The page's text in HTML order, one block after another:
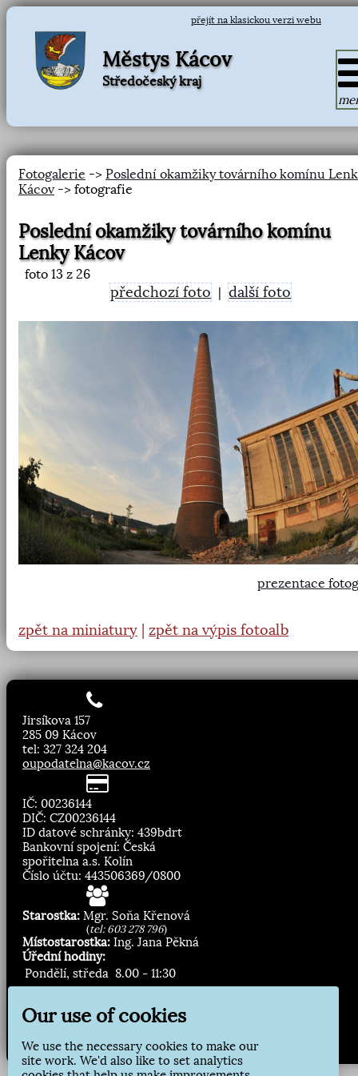
přejít na klasickou verzi webu
Městys Kácov
Středočeský kraj
Fotogalerie -> Poslední okamžiky továrního komínu
Kácov -> fotografie
Poslední okamžiky továrního komínu
Lenky Kácov
foto 13 z 26
předchozí foto |další foto
prezentace
zpět na miniatury zpět na výpis fotoalb
Jirsíkova 157
285 09 Kácov
tel: 327 324 204
oupodatelna@kacov.cz
IČ: 00236144
DIČ: CZ00236144
ID datové schránky: 439bdrt
Bankovní spojení: Česká
spořitelna a.s. Kolín
Číslo účtu: 443506369/0800
Starostka: Mgr. Soňa Křenová
(tel: 603 278 796)
Místostarostka: Ing. Jana Pěkná
Úřední hodiny:
Pondělí, středa 8.00 - 11:30
Přihlásit odběr
Our use of cookies
We use the necessary cookies to make our
site work. We'd also like to set analytics